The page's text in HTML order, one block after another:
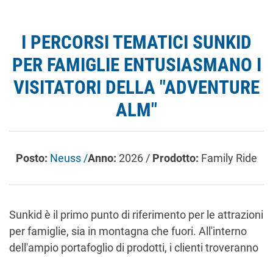
I PERCORSI TEMATICI SUNKID
PER FAMIGLIE ENTUSIASMANO I
VISITATORI DELLA "ADVENTURE
ALM"
Posto: Neuss /Anno: 2026 / Prodotto: Family Ride
Sunkid è il primo punto di riferimento per le attrazioni
per famiglie, sia in montagna che fuori. All'interno
dell'ampio portafoglio di prodotti, i clienti troveranno